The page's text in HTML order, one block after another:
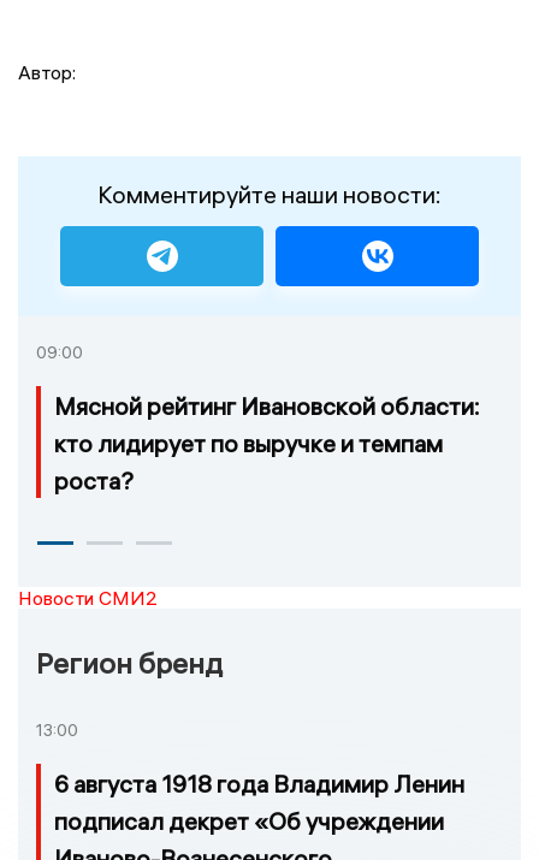
Автор:
Комментируйте наши новости:
09:00
Мясной рейтинг Ивановской области:
кто лидирует по выручке и темпам
роста?
Новости СМИ2
Регион бренд
13:00
6 августа 1918 года Владимир Ленин
подписал декрет «Об учреждении